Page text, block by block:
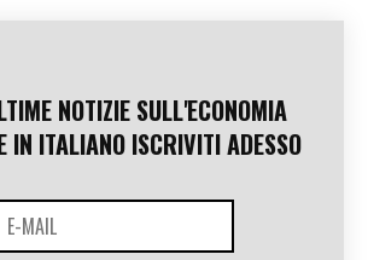
NOTIZIE SULL'ECONOMIA
IN ITALIANO ISCRIVITI ADESSO